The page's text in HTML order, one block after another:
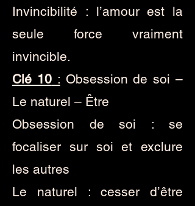
Invincibilité : l’amour est la
seule force vraiment
invincible.
Clé 10: Obsession de soi –
Le naturel – Être
Obsession de soi : se
focaliser sur soi et exclure
les autres
Le naturel : cesser d’être